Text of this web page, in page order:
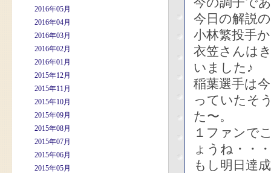
2016年05月
2016年04月
2016年03月
2016年02月
2016年01月
2015年12月
2015年11月
2015年10月
2015年09月
2015年08月
2015年07月
2015年06月
2015年05月
今日の解説
小林繁投手
衣笠さんは
いました♪
稲葉選手は
っていたそ
た〜。
１ファンで
ょうね・・
もし明日達